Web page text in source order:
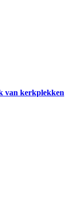
van kerkplekken